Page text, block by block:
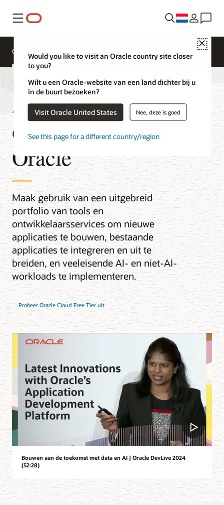
Menu
Close
Would you like to visit an Oracle country site closer
to you?
Wilt u een Oracle-website van een land dichter bij u
in de buurt bezoeken?
Visit Oracle United States Nee, deze is goed
See this page for a different country/region
Overzicht
Applicatie-
ontwikkeling met
Oracle
Maak gebruik van een uitgebreid
portfolio van tools en
ontwikkelaarsservices om nieuwe
applicaties te bouwen, bestaande
applicaties te integreren en uit te
breiden, en veeleisende AI- en niet-AI-
workloads te implementeren.
Probeer Oracle Cloud Free Tier uit
Bouwen aan de toekomst met data en AI | Oracle DevLive 2024
(52:28)